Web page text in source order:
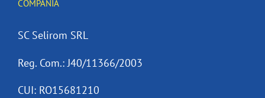
COMPANIA
SC Selirom SRL
Reg. Com.: J40/11366/2003
CUI: RO15681210